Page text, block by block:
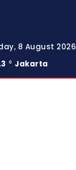
8 August 2026
C Jakarta